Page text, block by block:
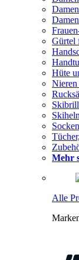
Gürtel
Hüte
Nieren
Mehr
Alle